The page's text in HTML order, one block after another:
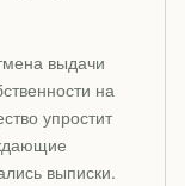
выдачи
на
упростит
выписки.